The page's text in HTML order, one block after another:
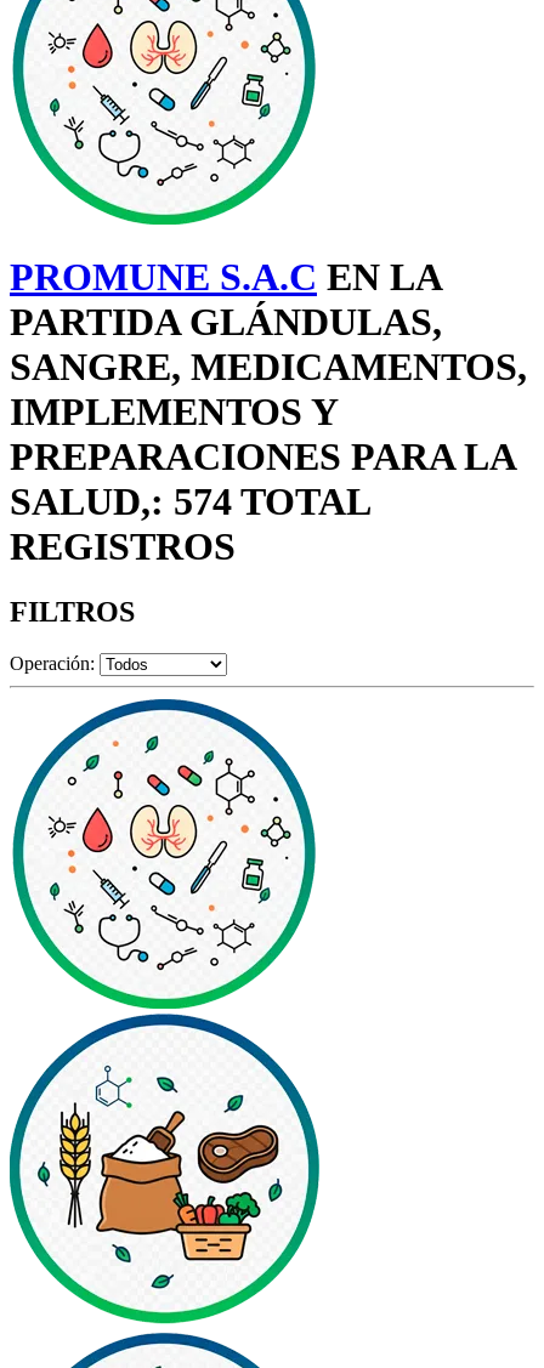
PROMUNE S.A.C EN LA
PARTIDA GLÁNDULAS,
SANGRE, MEDICAMENTOS,
IMPLEMENTOS Y
PREPARACIONES PARA LA
SALUD,: 574 TOTAL
REGISTROS
FILTROS
Operación: